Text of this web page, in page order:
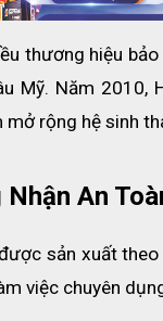
thương hiệu
Mỹ. Năm
mở rộng hệ sinh
An
sản xuất
việc chuyên